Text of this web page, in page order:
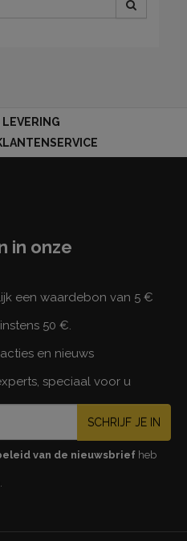
in onze
een waardebon van 5 €
50 €.
en nieuws
speciaal voor u
SCHRIJF JE IN
van de nieuwsbrief heb